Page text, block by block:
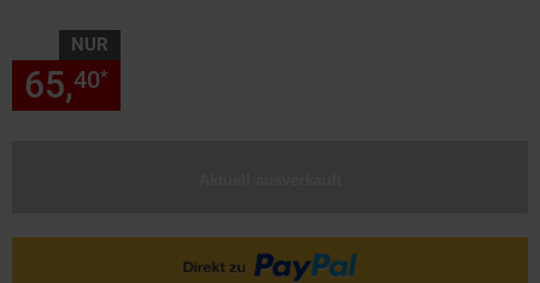
NUR
65,40*